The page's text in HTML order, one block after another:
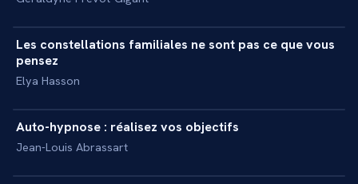
MASTERCLASS +
Les constellations familiales ne sont pas ce que vous
pensez
Elya Hasson
INITIATION
Auto-hypnose : réalisez vos objectifs
Jean-Louis Abrassart